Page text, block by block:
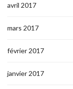
avril 2017
mars 2017
février 2017
janvier 2017